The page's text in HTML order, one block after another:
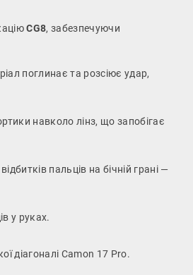
CG8, забезпечуючи
поглинає та розсіює удар,
навколо лінз, що запобігає
пальців на бічній грані —
у руках.
діагоналі Camon 17 Pro.